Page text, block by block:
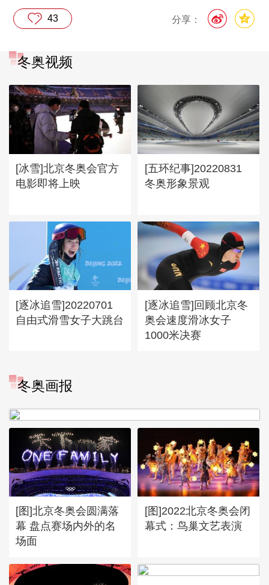
分享：
43
冬奥视频
[冰雪]北京冬奥会官方
电影即将上映
[五环纪事]20220831
冬奥形象景观
[逐冰追雪]20220701
自由式滑雪女子大跳台
[逐冰追雪]回顾北京冬
奥会速度滑冰女子
1000米决赛
冬奥画报
[图]冬奥会冬残奥会表彰大会
[图]北京冬奥会圆满落
幕 盘点赛场内外的名
场面
[图]2022北京冬奥会闭
幕式：鸟巢文艺表演